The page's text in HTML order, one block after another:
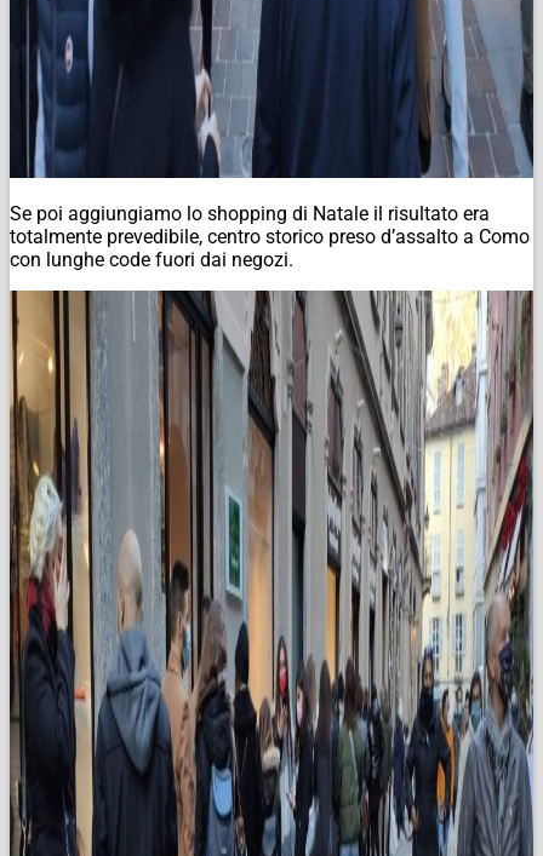
Se poi aggiungiamo lo shopping di Natale il risultato era
totalmente prevedibile, centro storico preso d’assalto a Como
con lunghe code fuori dai negozi.